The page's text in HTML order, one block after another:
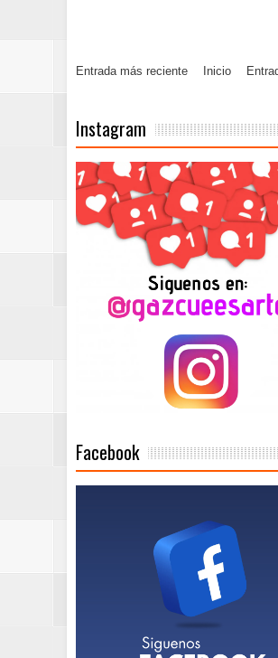
Entrada más reciente Inicio
Instagram
Facebook